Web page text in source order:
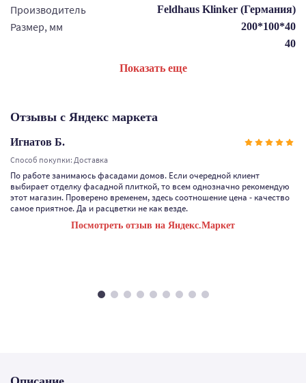
Производитель Feldhaus Klinker (Германия)
Размер, мм
200*100*40
40
Показать еще
Отзывы с Яндекс маркета
Игнатов Б.
Способ покупки: Доставка
По работе занимаюсь фасадами домов. Если очередной клиент
выбирает отделку фасадной плиткой, то всем однозначно рекомендую
этот магазин. Проверено временем, здесь соотношение цена - качество
самое приятное. Да и расцветки не как везде.
Посмотреть отзыв на Яндекс.Маркет